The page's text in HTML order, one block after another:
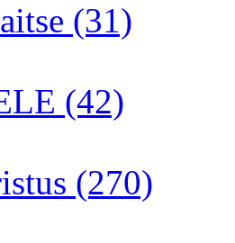
(31)
(42)
(270)